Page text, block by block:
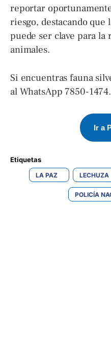
reportar
riesgo, destacando
puede ser clave para la
animales.
Si encuentras fauna
al WhatsApp 7850-1474.
Ir a
Etiquetas
LA PAZ LECHUZA
POLICÍA